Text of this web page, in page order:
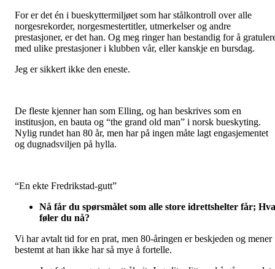
For er det én i bueskyttermiljøet som har stålkontroll over alle
norgesrekorder, norgesmestertitler, utmerkelser og andre
prestasjoner, er det han. Og meg ringer han bestandig for å
med ulike prestasjoner i klubben vår, eller kanskje en bursdag.
Jeg er sikkert ikke den eneste.
De fleste kjenner han som Elling, og han beskrives som en
institusjon, en bauta og “the grand old man” i norsk bueskyting.
Nylig rundet han 80 år, men har på ingen måte lagt engasjementet
og dugnadsviljen på hylla.
“En ekte Fredrikstad-gutt”
Nå får du spørsmålet som alle store idrettshelter får; Hva
føler du nå?
Vi har avtalt tid for en prat, men 80-åringen er beskjeden og mener
bestemt at han ikke har så mye å fortelle.